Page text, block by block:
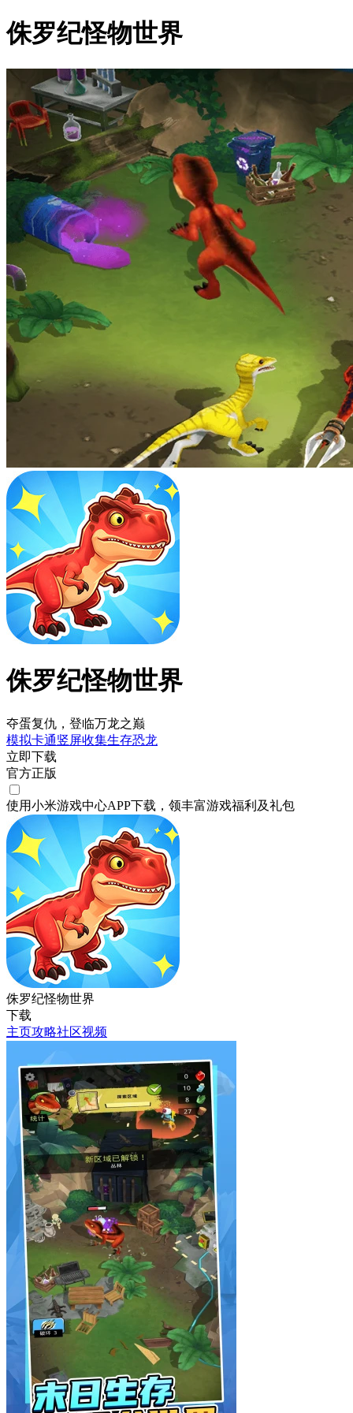
侏罗纪怪物世界
侏罗纪怪物世界
夺蛋复仇，登临万龙之巅
模拟卡通竖屏收集生存恐龙
立即下载
官方正版
使用小米游戏中心APP下载 ，领丰富游戏福利 及礼包
侏罗纪怪物世界
下载
主页攻略社区视频